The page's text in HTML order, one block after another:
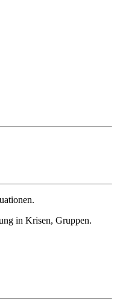
in Krisen, Gruppen.